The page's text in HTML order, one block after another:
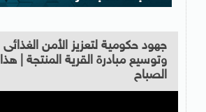
جهود حكومية لتعزيز الأمن الغذائى
وتوسيع مبادرة القرية المنتجة | هذا
الصباح